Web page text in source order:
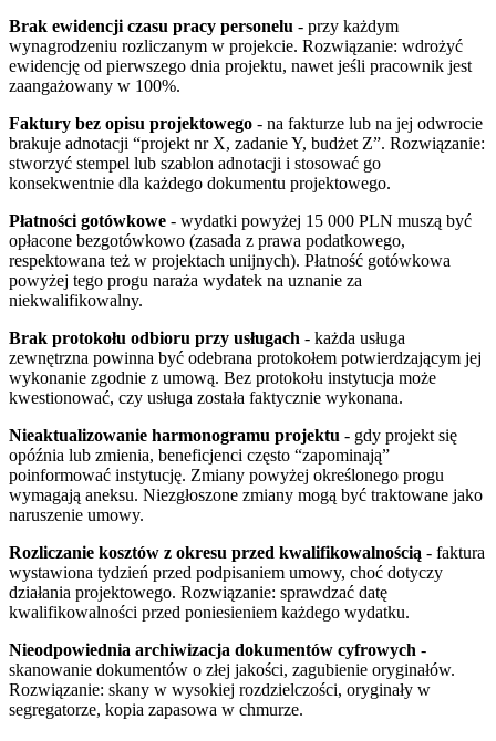
Brak ewidencji czasu pracy personelu - przy każdym
wynagrodzeniu rozliczanym w projekcie. Rozwiązanie: wdrożyć
ewidencję od pierwszego dnia projektu, nawet jeśli pracownik jest
zaangażowany w 100%.
Faktury bez opisu projektowego - na fakturze lub na jej odwrocie
brakuje adnotacji “projekt nr X, zadanie Y, budżet Z”. Rozwiązanie:
stworzyć stempel lub szablon adnotacji i stosować go
konsekwentnie dla każdego dokumentu projektowego.
Płatności gotówkowe - wydatki powyżej 15 000 PLN muszą być
opłacone bezgotówkowo (zasada z prawa podatkowego,
respektowana też w projektach unijnych). Płatność gotówkowa
powyżej tego progu naraża wydatek na uznanie za
niekwalifikowalny.
Brak protokołu odbioru przy usługach - każda usługa
zewnętrzna powinna być odebrana protokołem potwierdzającym jej
wykonanie zgodnie z umową. Bez protokołu instytucja może
kwestionować, czy usługa została faktycznie wykonana.
Nieaktualizowanie harmonogramu projektu - gdy projekt się
opóźnia lub zmienia, beneficjenci często “zapominają”
poinformować instytucję. Zmiany powyżej określonego progu
wymagają aneksu. Niezgłoszone zmiany mogą być traktowane jako
naruszenie umowy.
Rozliczanie kosztów z okresu przed kwalifikowalnością - faktura
wystawiona tydzień przed podpisaniem umowy, choć dotyczy
działania projektowego. Rozwiązanie: sprawdzać datę
kwalifikowalności przed poniesieniem każdego wydatku.
Nieodpowiednia archiwizacja dokumentów cyfrowych -
skanowanie dokumentów o złej jakości, zagubienie oryginałów.
Rozwiązanie: skany w wysokiej rozdzielczości, oryginały w
segregatorze, kopia zapasowa w chmurze.